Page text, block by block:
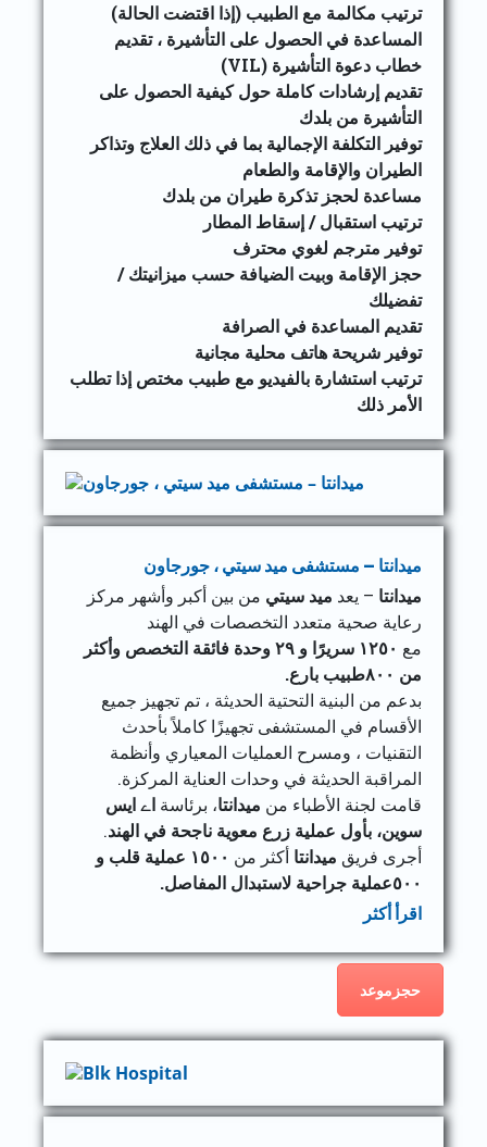
ترتيب مكالمة مع الطبيب (إذا اقتضت الحالة)
المساعدة في الحصول على التأشيرة ، تقديم
خطاب دعوة التأشيرة (VIL)
تقديم إرشادات كاملة حول كيفية الحصول على
التأشيرة من بلدك
توفير التكلفة الإجمالية بما في ذلك العلاج وتذاكر
الطيران والإقامة والطعام
مساعدة لحجز تذكرة طيران من بلدك
ترتيب استقبال / إسقاط المطار
توفير مترجم لغوي محترف
حجز الإقامة وبيت الضيافة حسب ميزانيتك /
تفضيلك
تقديم المساعدة في الصرافة
توفير شريحة هاتف محلية مجانية
ترتيب استشارة بالفيديو مع طبيب مختص إذا تطلب
الأمر ذلك
ميدانتا – مستشفى ميد سيتي ، جورجاون
ميدانتا – يعد ميد سيتي من بين أكبر وأشهر مركز
رعاية صحية متعدد التخصصات في الهند
مع ١٢٥٠
سريرًا و ٢٩ وحدة فائقة التخصص وأكثر
من ٨٠٠طبيب بارع.
بدعم من البنية التحتية الحديثة ، تم تجهيز جميع
الأقسام في المستشفى تجهيزًا كاملاً بأحدث
التقنيات ، ومسرح العمليات المعياري وأنظمة
المراقبة الحديثة في وحدات العناية المركزة.
قامت لجنة الأطباء من ميدانتا، برئاسة اے ایس
سوین، بأول عملية زرع معوية ناجحة في الهند.
أجرى فريق ميدانتا أكثر من
١٥٠٠ عملية قلب و
٥٠٠عملية جراحية لاستبدال المفاصل.
اقرأ أكثر
حجزموعد